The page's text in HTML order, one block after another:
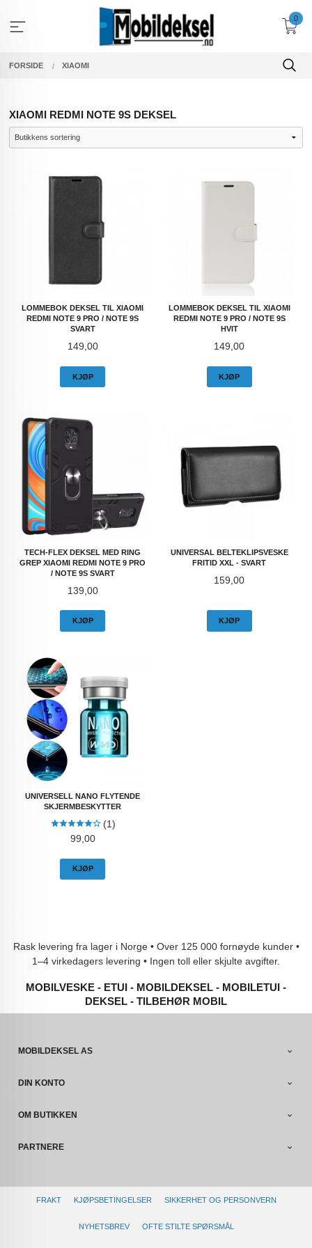
innholdet
0
FORSIDE XIAOMI
XIAOMI REDMI NOTE 9S DEKSEL
LOMMEBOK DEKSEL TIL XIAOMI
REDMI NOTE 9 PRO / NOTE 9S
SVART
Pris
149,00
KJØP
LOMMEBOK DEKSEL TIL XIAOMI
REDMI NOTE 9 PRO / NOTE 9S
HVIT
Pris
149,00
KJØP
TECH-FLEX DEKSEL MED RING
GREP XIAOMI REDMI NOTE 9 PRO
/ NOTE 9S SVART
Pris
139,00
KJØP
UNIVERSAL BELTEKLIPSVESKE
FRITID XXL - SVART
Pris
159,00
KJØP
UNIVERSELL NANO FLYTENDE
SKJERMBESKYTTER
(1)
Pris
99,00
KJØP
Rask levering fra lager i Norge • Over 125 000 fornøyde kunder •
1–4 virkedagers levering • Ingen toll eller skjulte avgifter.
MOBILVESKE - ETUI - MOBILDEKSEL - MOBILETUI -
DEKSEL - TILBEHØR MOBIL
MOBILDEKSEL AS
DIN KONTO
OM BUTIKKEN
PARTNERE
FRAKT KJØPSBETINGELSER SIKKERHET OG PERSONVERN
NYHETSBREV OFTE STILTE SPØRSMÅL